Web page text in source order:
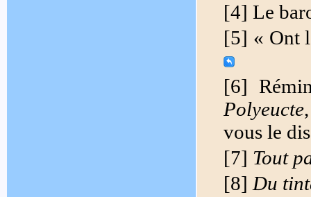
[4] Le
[5] « Ont
[6]
Polyeucte
vous le
[7] Tout
[8] Du